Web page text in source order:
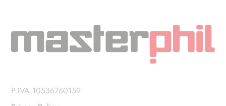
P.IVA 10536760159